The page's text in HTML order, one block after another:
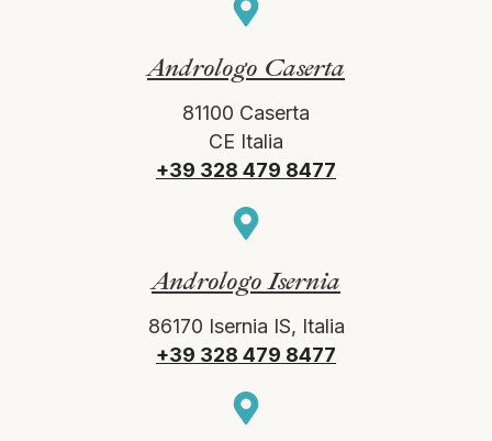
Andrologo Caserta
81100 Caserta
CE Italia
+39 328 479 8477
Andrologo Isernia
86170 Isernia IS, Italia
+39 328 479 8477